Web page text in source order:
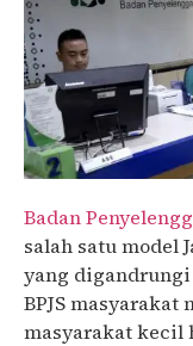
Badan
salah satu model
yang digandrungi
BPJS
masyarakat kecil